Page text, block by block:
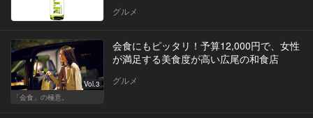
グルメ
Vol.3
「会食」の極意。
会食にもピッタリ！予算12,000円で、女性
が満足する美食度が高い広尾の和食店
グルメ